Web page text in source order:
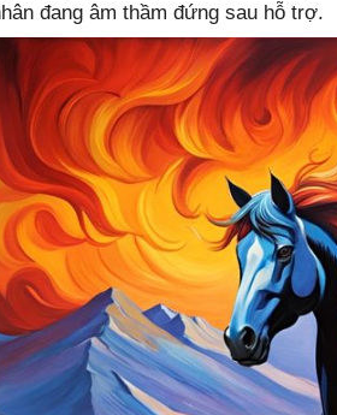
đang âm thầm đứng sau hỗ trợ.